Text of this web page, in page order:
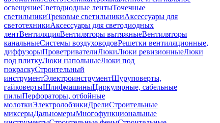
освещениеСветодиодные лентыТочечные
светильникиТрековые светильникиАксессуары для
светотехникиАксессуары для светодиодных
лентВентиляцияВентиляторы вытяжныеВентиляторы
канальныеСистемы воздуховодовРешетки вентиляционные,
диффузорыПроветривателиЛюкиЛюки ревизионныеЛюки
под плиткуЛюки напольныеЛюки под
покраскуСтроительный
инструментЭлектроинструментШуруповерты,
гайковертыШлифмашиныЦиркулярные, сабельные
пилыПерфораторы, отбойные
молоткиЭлектролобзикиДрелиСтроительные
миксерыДальномерыМногофункциональные